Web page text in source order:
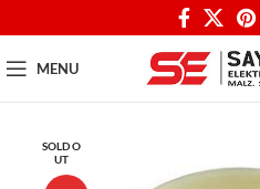
MENU
SOLD O
UT